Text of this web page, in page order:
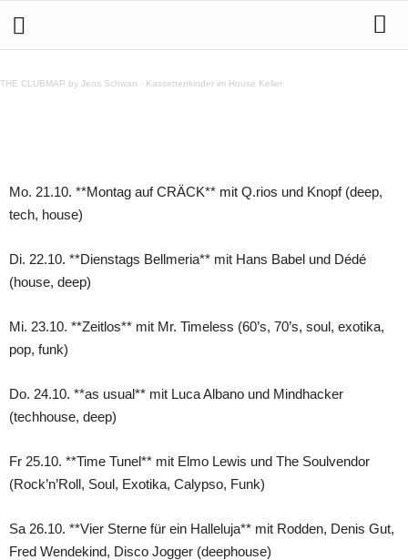
THE CLUBMAP by Jens Schwan · Kassettenkinder im House Keller
Mo. 21.10. **Montag auf CRÄCK** mit Q.rios und Knopf (deep,
tech, house)
Di. 22.10. **Dienstags Bellmeria** mit Hans Babel und Dédé
(house, deep)
Mi. 23.10. **Zeitlos** mit Mr. Timeless (60’s, 70’s, soul, exotika,
pop, funk)
Do. 24.10. **as usual** mit Luca Albano und Mindhacker
(techhouse, deep)
Fr 25.10. **Time Tunel** mit Elmo Lewis und The Soulvendor
(Rock’n’Roll, Soul, Exotika, Calypso, Funk)
Sa 26.10. **Vier Sterne für ein Halleluja** mit Rodden, Denis Gut,
Fred Wendekind, Disco Jogger (deephouse)